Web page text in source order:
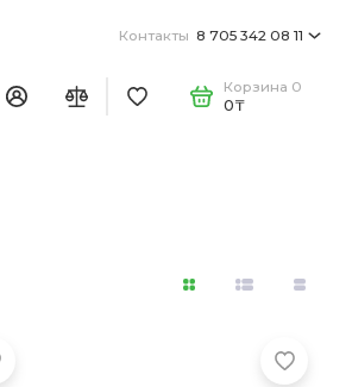
Контакты 8 705 342 08 11
Корзина 0
0₸